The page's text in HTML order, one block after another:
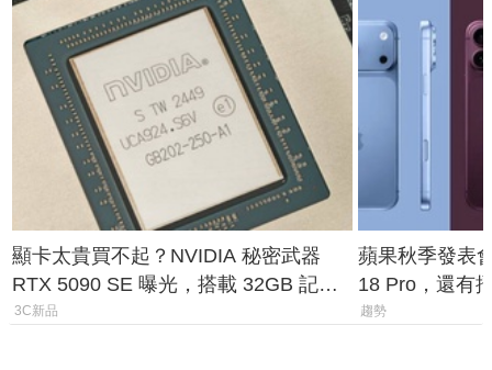
顯卡太貴買不起？NVIDIA 秘密武器
RTX 5090 SE 曝光，搭載 32GB 記憶
體
3C新品
蘋果秋季發表
18 Pro，還有
測一次看
趨勢